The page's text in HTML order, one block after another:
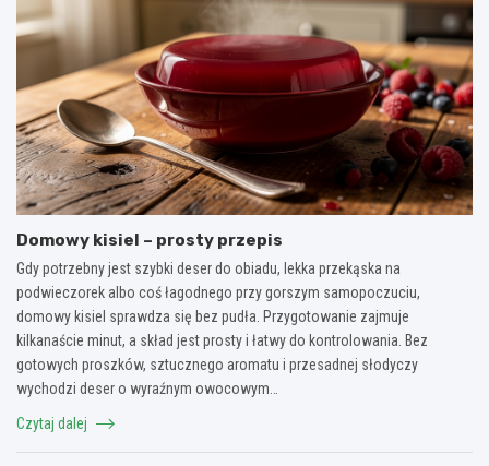
Domowy kisiel – prosty przepis
Gdy potrzebny jest szybki deser do obiadu, lekka przekąska na
podwieczorek albo coś łagodnego przy gorszym samopoczuciu,
domowy kisiel sprawdza się bez pudła. Przygotowanie zajmuje
kilkanaście minut, a skład jest prosty i łatwy do kontrolowania. Bez
gotowych proszków, sztucznego aromatu i przesadnej słodyczy
wychodzi deser o wyraźnym owocowym…
Czytaj dalej